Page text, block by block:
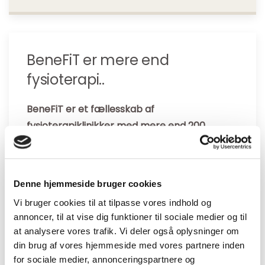
Denne hjemmeside bruger cookies
Vi bruger cookies til at tilpasse vores indhold og
annoncer, til at vise dig funktioner til sociale medier og til
at analysere vores trafik. Vi deler også oplysninger om
din brug af vores hjemmeside med vores partnere inden
for sociale medier, annonceringspartnere og
BeneFiT er mere end
fysioterapi..
BeneFiT er et fællesskab af
fysioterapiklinikker med mere end 200
medarbejdere med sundhedsfaglig baggrund
- fordelt på 23 lokationer.
Klinikkerne er lokalt forankrede og fører en
række forskellige tilbud og ydelser målrettet
din sundhed og livsstil. BeneFiT arbejder
primært med fysioterapi - men tilbyder også
andre sundhedsydelser lige fra akupunktur til